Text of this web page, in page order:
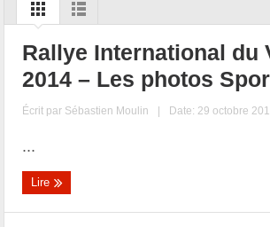
Rallye International du
2014 – Les photos
Écrit par Sébastien Moulin | Date: 29 octobre
...
Lire